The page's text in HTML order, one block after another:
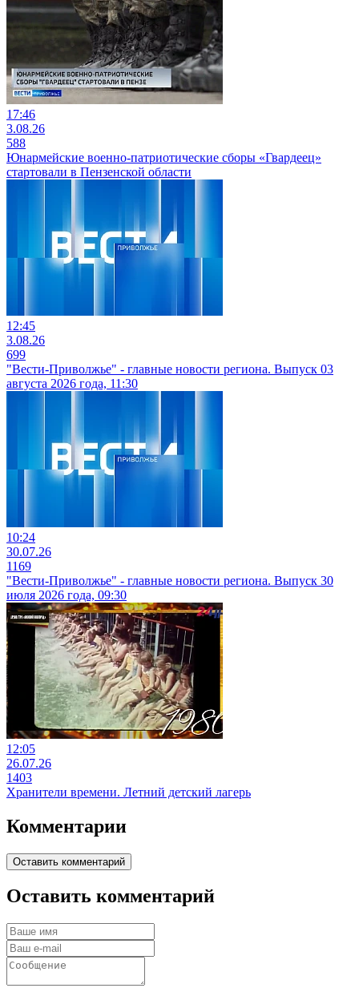
17:46
3.08.26
588
Юнармейские военно-патриотические сборы «Гвардеец»
стартовали в Пензенской области
12:45
3.08.26
699
"Вести-Приволжье" - главные новости региона. Выпуск 03
августа 2026 года, 11:30
10:24
30.07.26
1169
"Вести-Приволжье" - главные новости региона. Выпуск 30
июля 2026 года, 09:30
12:05
26.07.26
1403
Хранители времени. Летний детский лагерь
Комментарии
Оставить комментарий
Оставить комментарий